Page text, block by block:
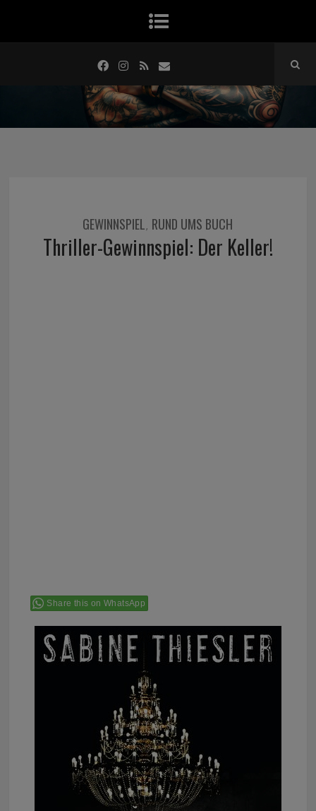
GEWINNSPIEL, RUND UMS BUCH
Thriller-Gewinnspiel: Der Keller!
Share this on WhatsApp